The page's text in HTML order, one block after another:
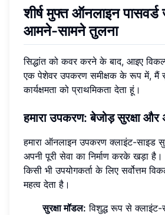
शीर्ष मुफ्त ऑनलाइन
आमने-सामने तुलना
सिद्धांत को कवर करने के बाद, आइए
एक पेशेवर उपकरण समीक्षक के रूप में, मैं
कार्यक्षमता को प्राथमिकता देता हूं।
हमारा उपकरण: बेजोड़ सुरक्षा
हमारा ऑनलाइन उपकरण क्लाइंट-साइड
अपनी पूरी सेवा का निर्माण करके खड़ा
किसी भी उपयोगकर्ता के लिए सर्वोत्तम
महत्व देता है।
सुरक्षा मॉडल: विशुद्ध रूप से क्लाइंट-